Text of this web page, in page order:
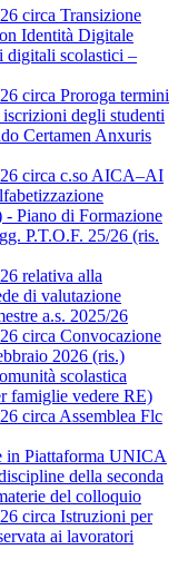
circa Transizione
Identità Digitale
digitali scolastici –
circa Proroga termini
degli studenti
Certamen Anxuris
circa c.so AICA–AI
Piano di Formazione
P.T.O.F. 25/26 (ris.
relativa alla
di valutazione
a.s. 2025/26
circa Convocazione
2026 (ris.)
scolastica
famiglie vedere RE)
circa Assemblea Flc
in Piattaforma UNICA
della seconda
del colloquio
circa Istruzioni per
ai lavoratori